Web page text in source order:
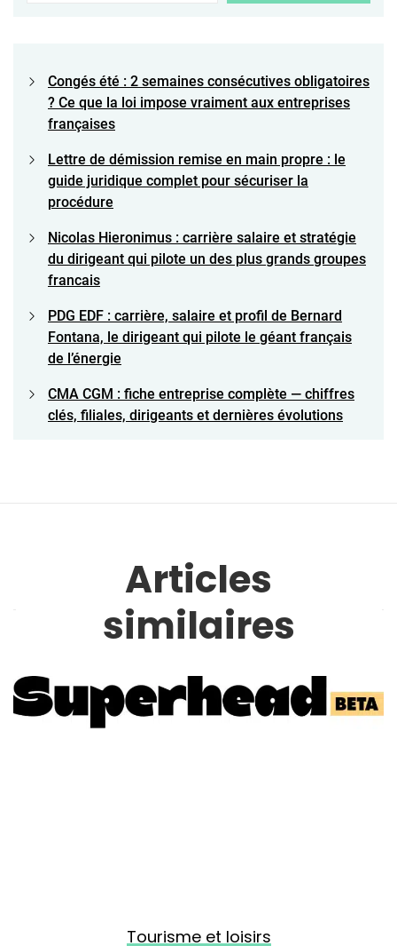
Congés été : 2 semaines consécutives obligatoires
? Ce que la loi impose vraiment aux entreprises
françaises
Lettre de démission remise en main propre : le
guide juridique complet pour sécuriser la
procédure
Nicolas Hieronimus : carrière salaire et stratégie
du dirigeant qui pilote un des plus grands groupes
francais
PDG EDF : carrière, salaire et profil de Bernard
Fontana, le dirigeant qui pilote le géant français
de l’énergie
CMA CGM : fiche entreprise complète — chiffres
clés, filiales, dirigeants et dernières évolutions
Articles
similaires
Tourisme et loisirs